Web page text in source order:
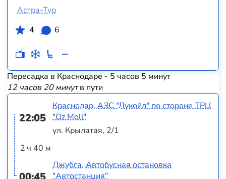
Астра-Тур
4
6
Пересадка в Краснодаре - 5 часов 5 минут
12 часов 20 минутв пути
22:05
2 ч 40 м
Краснодар, АЗС "Лукойл" по стороне ТРЦ
"Оz Moll"
ул. Крылатая, 2/1
Джубга, Автобусная остановка
"Автостанция"